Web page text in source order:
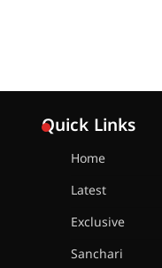
Quick Links
Home
Latest
Exclusive
Sanchari